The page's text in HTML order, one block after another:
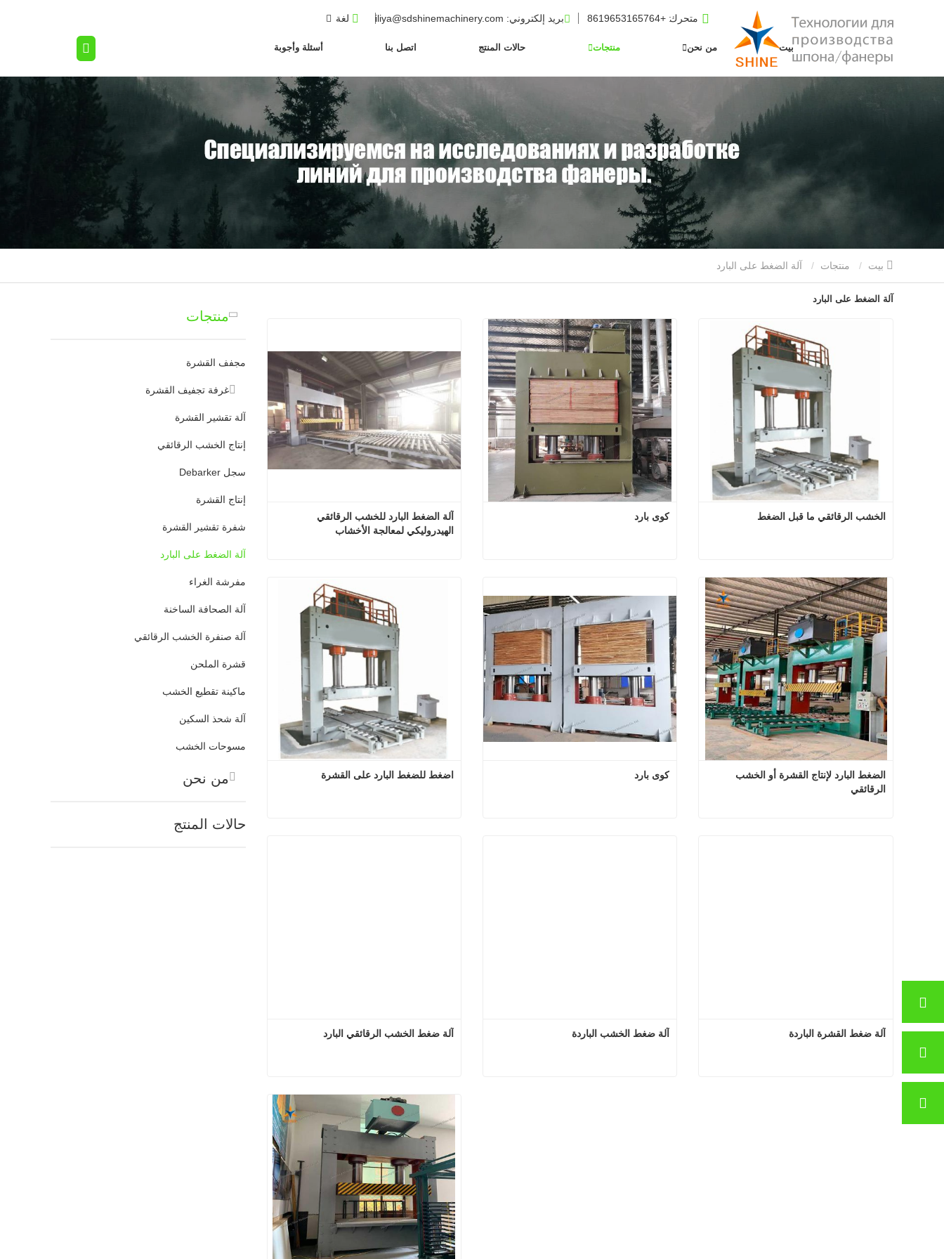
بيت من نحن منتجات حالات المنتج اتصل بنا أسئلة وأجوبة
متحرك: +8619653165764 بريد إلكتروني: iliya@sdshinemachinery.com لغة
منتجات
منتجات
مجفف القشرة
غرفة تجفيف القشرة
آلة تقشير القشرة
إنتاج الخشب الرقائقي
سجل Debarker
إنتاج القشرة
شفرة تقشير القشرة
آلة الضغط على البارد
مفرشة الغراء
آلة الصحافة الساخنة
آلة صنفرة الخشب الرقائقي
قشرة الملحن
ماكينة تقطيع الخشب
آلة شحذ السكين
مسوحات الخشب
من نحن
حالات المنتج
آلة الضغط على البارد
الهيدروليكي لمعالجة الأخشاب
كوى بارد
اتصل الآن
الخشب الرقائقي ما قبل الضغط
الخشب الرقائقي ما قبل الضغط
اتصل الآن
اضغط للضغط البارد على القشرة كوى بارد
الرقائقي
آلة ضغط الخشب الرقائقي البارد
آلة ضغط الخشب الرقائقي البارد
اتصل الآن
آلة ضغط الخشب الباردة آلة ضغط القشرة الباردة